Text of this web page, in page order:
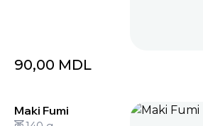
90,00 MDL
Maki Fumi